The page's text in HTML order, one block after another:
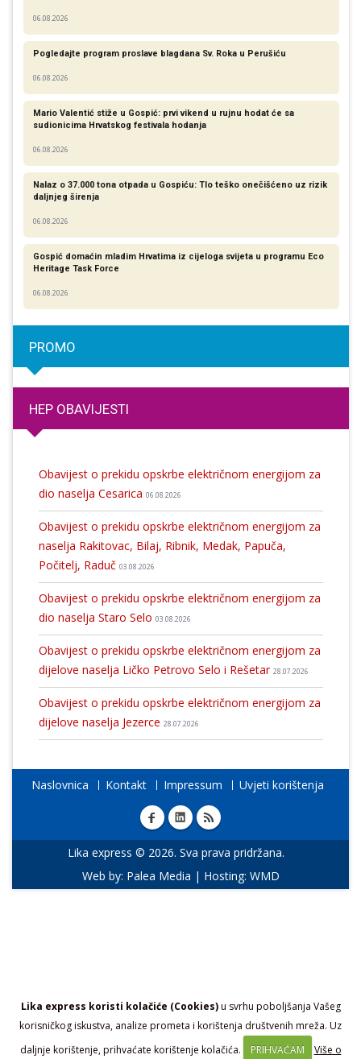
Lika express koristi kolačiće (Cookies)u svrhu poboljšanja Vašeg
korisničkog iskustva, analize prometa i korištenja društvenih mreža. Uz
daljnje korištenje, prihvaćate korištenje kolačića.
PRIHVAĆAM Više o
06.08.2026
Pogledajte program proslave blagdana Sv. Roka u Perušiću
06.08.2026
Mario Valentić stiže u Gospić: prvi vikend u rujnu hodat će sa
sudionicima Hrvatskog festivala hodanja
06.08.2026
Nalaz o 37.000 tona otpada u Gospiću: Tlo teško onečišćeno uz rizik
daljnjeg širenja
06.08.2026
Gospić domaćin mladim Hrvatima iz cijeloga svijeta u programu Eco
Heritage Task Force
06.08.2026
PROMO
HEP OBAVIJESTI
Obavijest o prekidu opskrbe električnom energijom za
dio naselja Cesarica 06.08.2026
Obavijest o prekidu opskrbe električnom energijom za
naselja Rakitovac, Bilaj, Ribnik, Medak, Papuča,
Počitelj, Raduč 03.08.2026
Obavijest o prekidu opskrbe električnom energijom za
dio naselja Staro Selo 03.08.2026
Obavijest o prekidu opskrbe električnom energijom za
dijelove naselja Ličko Petrovo Selo i Rešetar 28.07.2026
Obavijest o prekidu opskrbe električnom energijom za
dijelove naselja Jezerce 28.07.2026
Naslovnica Kontakt Impressum Uvjeti korištenja
Lika express © 2026. Sva prava pridržana.
Web by: Palea Media | Hosting: WMD